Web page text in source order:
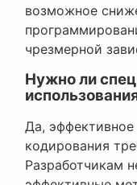
возможное
чрезмерной
Нужно ли
Да,
кодирования
Разработчикам